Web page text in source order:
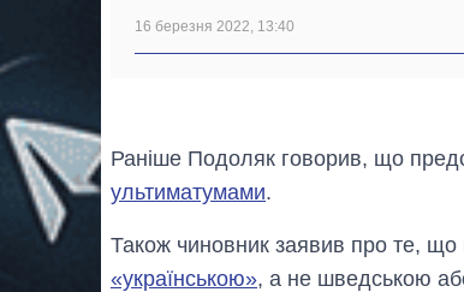
16 березня 2022, 13:40
Раніше Подоляк говорив, що
ультиматумами.
Також чиновник заявив про те, що
«українською», а не шведською